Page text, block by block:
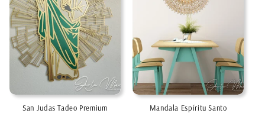
San Judas Tadeo Premium Mandala Espíritu Santo